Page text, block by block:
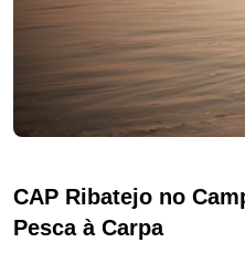
CAP Ribatejo no
Pesca à Carpa